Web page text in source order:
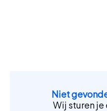
Niet
Wij sturen